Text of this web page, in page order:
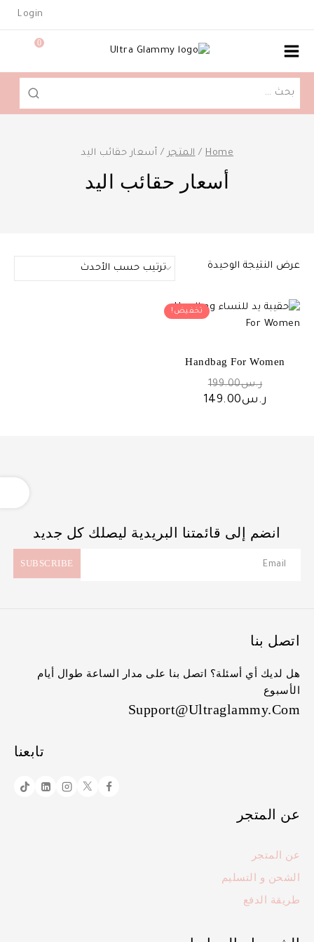
Login
0
البحث
Home
/ المتجر / أسعار حقائب اليد
أسعار حقائب اليد
عرض النتيجة الوحيدة
تخفيض!
Handbag For Women
ر.س199.00السعر
الأصلي
ر.س149.00
انضم إلى قائمتنا البريدية ليصلك كل جديد
اتصل بنا
هل لديك أي أسئلة؟ اتصل بنا على مدار الساعة طوال أيام
الأسبوع
Support@ultraglammy.com
تابعنا
عن المتجر
عن المتجر
الشحن و التسليم
طريقة الدفع